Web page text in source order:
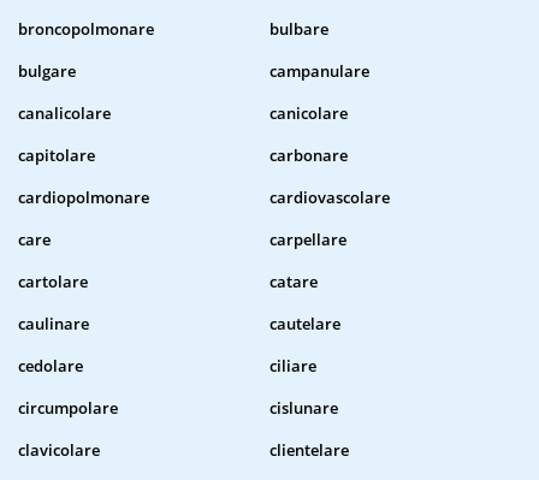
broncopolmonare
bulbare
bulgare
campanulare
canalicolare
canicolare
capitolare
carbonare
cardiopolmonare
cardiovascolare
care
carpellare
cartolare
catare
caulinare
cautelare
cedolare
ciliare
circumpolare
cislunare
clavicolare
clientelare